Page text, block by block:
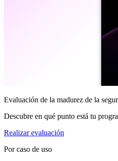
Evaluación de la madurez de la
Descubre en qué punto está tu
Realizar evaluación
Por caso de uso